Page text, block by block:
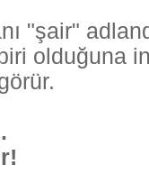
"şair"
olduğuna